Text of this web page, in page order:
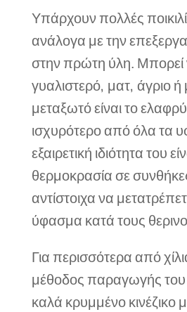
Υπάρχουν πολλές
ανάλογα με την
στην πρώτη ύλη. Μπορεί
γυαλιστερό, ματ, άγριο
μεταξωτό είναι το
ισχυρότερο από όλα τα
εξαιρετική ιδιότητα του
θερμοκρασία σε
αντίστοιχα να
ύφασμα κατά τους
Για περισσότερα από
μέθοδος παραγωγής
καλά κρυμμένο κινέζικο